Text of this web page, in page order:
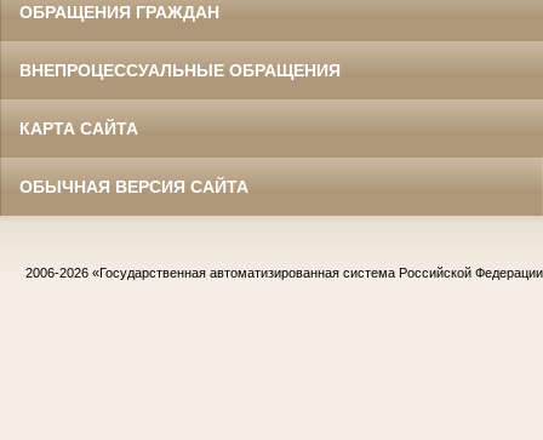
ОБРАЩЕНИЯ ГРАЖДАН
ВНЕПРОЦЕССУАЛЬНЫЕ ОБРАЩЕНИЯ
КАРТА САЙТА
ОБЫЧНАЯ ВЕРСИЯ САЙТА
2006-2026 «Государственная автоматизированная система Российской